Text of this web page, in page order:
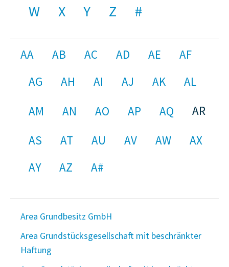
W
X Y Z #
AA AB AC AD AE
AF
AG
AH AI AJ AK
AL
AM
AN AO AP AQ
AR
AS
AT AU AV AW
AX
AY
AZ A#
Area Grundbesitz GmbH
Area Grundstücksgesellschaft mit beschränkter
Haftung